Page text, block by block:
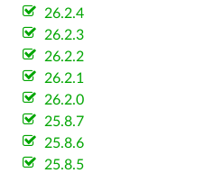
26.2.4
26.2.3
26.2.2
26.2.1
26.2.0
25.8.7
25.8.6
25.8.5